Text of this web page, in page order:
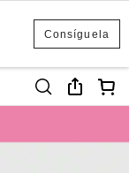
Consíguela